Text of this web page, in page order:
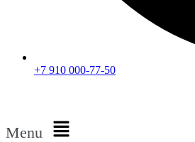
+7 910 000-77-50
Menu